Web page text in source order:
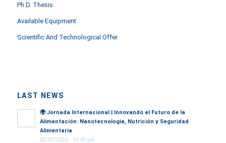
Ph.D. Thesis
Available Equipment
Scientific And Technological Offer
LAST NEWS
🌍 Jornada Internacional | Innovando el Futuro de la
Alimentación: Nanotecnología, Nutrición y Seguridad
Alimentaria
02/07/2026 - 12:49 pm